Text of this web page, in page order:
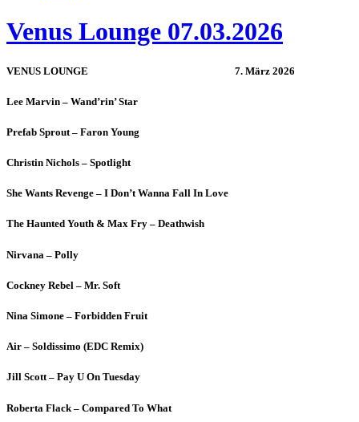
Venus Lounge 07.03.2026
VENUS LOUNGE 7. März 2026
Lee Marvin – Wand’rin’ Star
Prefab Sprout – Faron Young
Christin Nichols – Spotlight
She Wants Revenge – I Don’t Wanna Fall In Love
The Haunted Youth & Max Fry – Deathwish
Nirvana – Polly
Cockney Rebel – Mr. Soft
Nina Simone – Forbidden Fruit
Air – Soldissimo (EDC Remix)
Jill Scott – Pay U On Tuesday
Roberta Flack – Compared To What